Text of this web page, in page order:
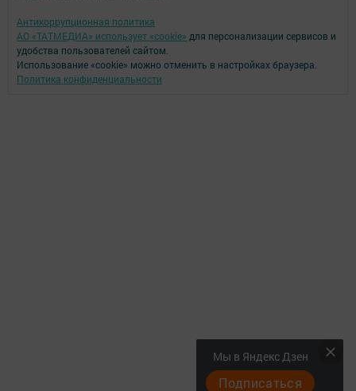
Мы в Яндекс Дзен
Подписаться
Антикоррупционная политика
АО «ТАТМЕДИА» использует «cookie» для персонализации сервисов и
удобства пользователей сайтом.
Использование «cookie» можно отменить в настройках браузера.
Политика конфиденциальности